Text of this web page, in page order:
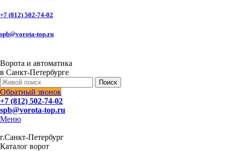
+7 (812) 502-74-02
spb@vorota-top.ru
Ворота и автоматика
в Санкт-Петербурге
Поиск
Обратный звонок
+7 (812) 502-74-02
spb@vorota-top.ru
Меню
г.Санкт-Петербург
Каталог ворот